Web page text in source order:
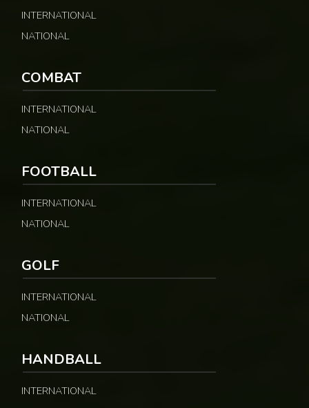
INTERNATIONAL
NATIONAL
COMBAT
INTERNATIONAL
NATIONAL
FOOTBALL
INTERNATIONAL
NATIONAL
GOLF
INTERNATIONAL
NATIONAL
HANDBALL
INTERNATIONAL